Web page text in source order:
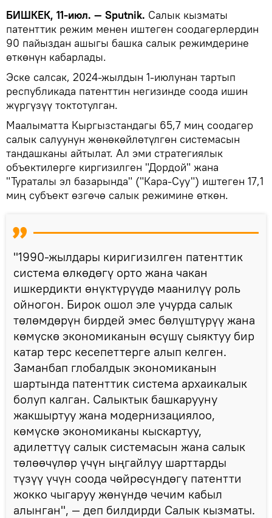
БИШКЕК, 11-июл. — Sputnik. Салык кызматы
патенттик режим менен иштеген соодагерлердин
90 пайыздан ашыгы башка салык режимдерине
өткөнүн кабарлады.
Эске салсак, 2024-жылдын 1-июлунан тартып
республикада патенттин негизинде соода ишин
жүргүзүү токтотулган.
Маалыматта Кыргызстандагы 65,7 миң соодагер
салык салуунун жөнөкөйлөтүлгөн системасын
тандашканы айтылат. Ал эми стратегиялык
объектилерге киргизилген "Дордой" жана
"Тураталы эл базарында" ("Кара-Суу") иштеген 17,1
миң субъект өзгөчө салык режимине өткөн.
"1990-жылдары киригизилген патенттик
система өлкөдөгү орто жана чакан
ишкердикти өнүктүрүүдө маанилүү роль
ойногон. Бирок ошол эле учурда салык
төлөмдөрүн бирдей эмес бөлүштүрүү жана
көмүскө экономиканын өсүшү сыяктуу бир
катар терс кесепеттерге алып келген.
Заманбап глобалдык экономиканын
шартында патенттик система архаикалык
болуп калган. Салыктык башкарууну
жакшыртуу жана модернизациялоо,
көмүскө экономиканы кыскартуу,
адилеттүү салык системасын жана салык
төлөөчүлөр үчүн ыңгайлуу шарттарды
түзүү үчүн соода чөйрөсүндөгү патентти
жокко чыгаруу жөнүндө чечим кабыл
алынган", — деп билдирди Салык кызматы.